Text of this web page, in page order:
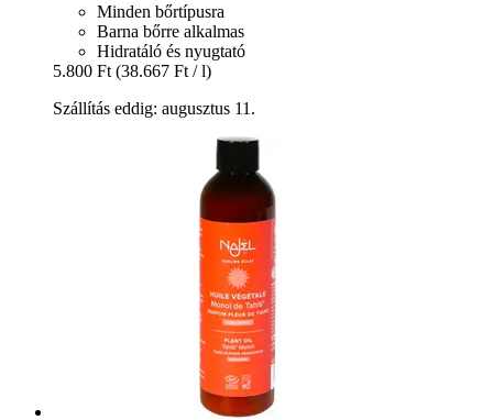
Minden bőrtípusra
Barna bőrre alkalmas
Hidratáló és nyugtató
5.800 Ft (38.667 Ft / l)
Szállítás eddig: augusztus 11.